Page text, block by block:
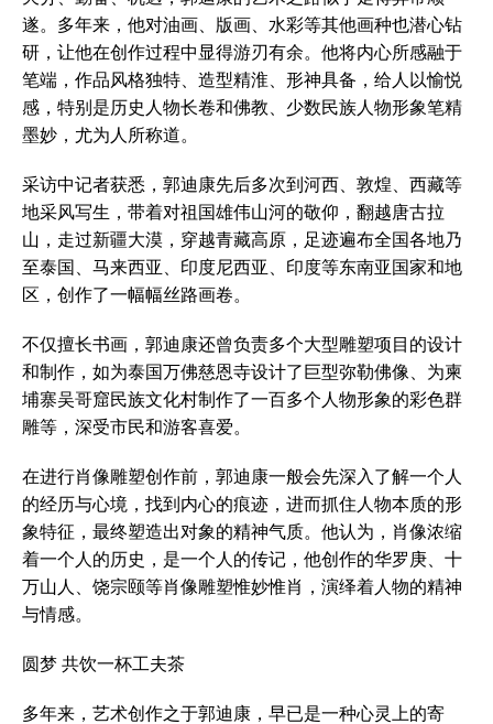
遂。多年来，他对油画、版画、水彩等其他画种也潜心钻
研，让他在创作过程中显得游刃有余。他将内心所感融于
笔端，作品风格独特、造型精淮、形神具备，给人以愉悦
感，特别是历史人物长卷和佛教、少数民族人物形象笔精
墨妙，尤为人所称道。
采访中记者获悉，郭迪康先后多次到河西、敦煌、西藏等
地采风写生，带着对祖国雄伟山河的敬仰，翻越唐古拉
山，走过新疆大漠，穿越青藏高原，足迹遍布全国各地乃
至泰国、马来西亚、印度尼西亚、印度等东南亚国家和地
区，创作了一幅幅丝路画卷。
不仅擅长书画，郭迪康还曾负责多个大型雕塑项目的设计
和制作，如为泰国万佛慈恩寺设计了巨型弥勒佛像、为柬
埔寨吴哥窟民族文化村制作了一百多个人物形象的彩色群
雕等，深受市民和游客喜爱。
在进行肖像雕塑创作前，郭迪康一般会先深入了解一个人
的经历与心境，找到内心的痕迹，进而抓住人物本质的形
象特征，最终塑造出对象的精神气质。他认为，肖像浓缩
着一个人的历史，是一个人的传记，他创作的华罗庚、十
万山人、饶宗颐等肖像雕塑惟妙惟肖，演绎着人物的精神
与情感。
圆梦 共饮一杯工夫茶
多年来，艺术创作之于郭迪康，早已是一种心灵上的寄